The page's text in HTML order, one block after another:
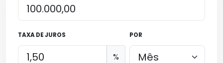
TAXA DE JUROS
%
POR